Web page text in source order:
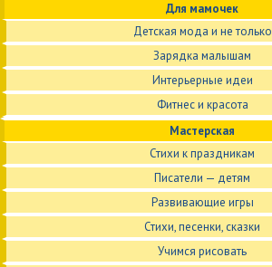
Для мамочек
Детская мода и не только
Зарядка малышам
Интерьерные идеи
Фитнес и красота
Мастерская
Стихи к праздникам
Писатели — детям
Развивающие игры
Стихи, песенки, сказки
Учимся рисовать